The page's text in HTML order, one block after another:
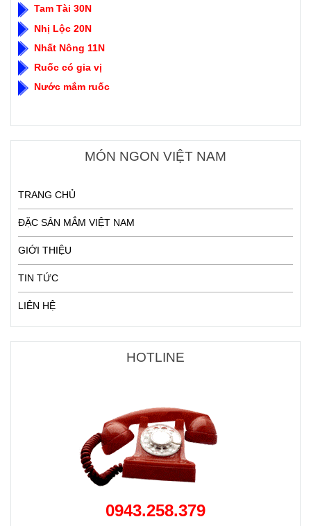
Tam Tài 30N
Nhị Lộc 20N
Nhất Nông 11N
Ruốc có gia vị
Nước mắm ruốc
MÓN NGON VIỆT NAM
TRANG CHỦ
ĐẶC SẢN MẮM VIỆT NAM
GIỚI THIỆU
TIN TỨC
LIÊN HỆ
HOTLINE
0943.258.379